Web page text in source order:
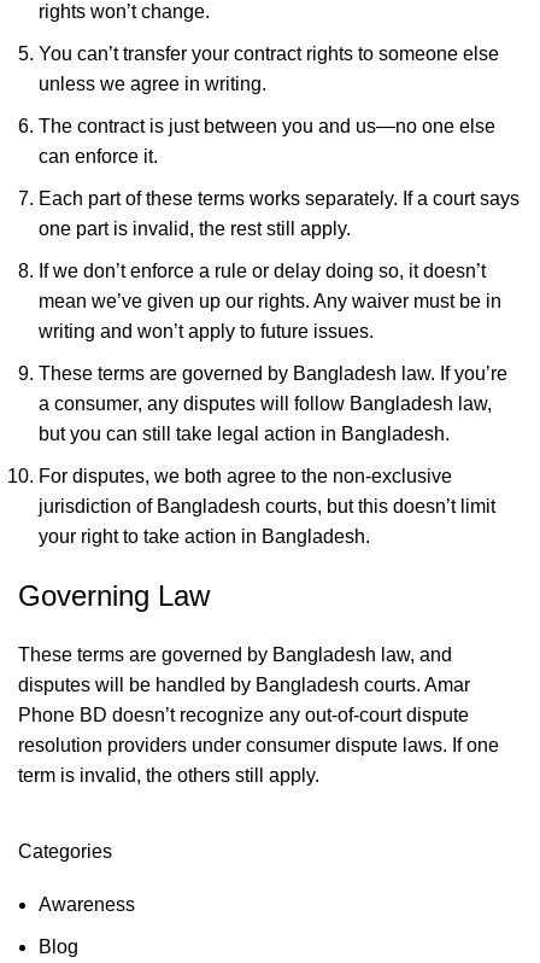
rights won’t change.
You can’t transfer your contract rights to someone else
unless we agree in writing.
The contract is just between you and us—no one else
can enforce it.
Each part of these terms works separately. If a court says
one part is invalid, the rest still apply.
If we don’t enforce a rule or delay doing so, it doesn’t
mean we’ve given up our rights. Any waiver must be in
writing and won’t apply to future issues.
These terms are governed by Bangladesh law. If you’re
a consumer, any disputes will follow Bangladesh law,
but you can still take legal action in Bangladesh.
For disputes, we both agree to the non-exclusive
jurisdiction of Bangladesh courts, but this doesn’t limit
your right to take action in Bangladesh.
Governing Law
These terms are governed by Bangladesh law, and
disputes will be handled by Bangladesh courts. Amar
Phone BD doesn’t recognize any out-of-court dispute
resolution providers under consumer dispute laws. If one
term is invalid, the others still apply.
Categories
Awareness
Blog